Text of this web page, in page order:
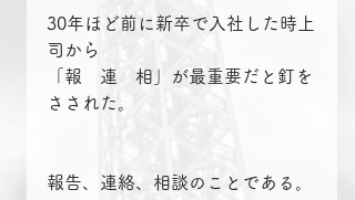
30年ほど前に新卒で入社した時上
司から
「報　連　相」が最重要だと釘を
さされた。
報告、連絡、相談のことである。